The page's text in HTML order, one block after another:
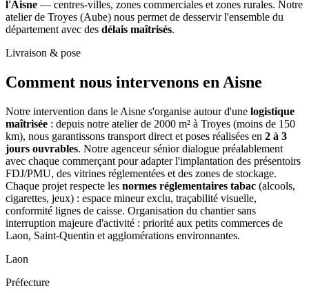
l'Aisne — centres-villes, zones commerciales et zones rurales. Notre
atelier de Troyes (Aube) nous permet de desservir l'ensemble du
département avec des délais maîtrisés.
Livraison & pose
Comment nous intervenons en Aisne
Notre intervention dans le Aisne s'organise autour d'une logistique
maîtrisée : depuis notre atelier de 2000 m² à Troyes (moins de 150
km), nous garantissons transport direct et poses réalisées en 2 à 3
jours ouvrables. Notre agenceur sénior dialogue préalablement
avec chaque commerçant pour adapter l'implantation des présentoirs
FDJ/PMU, des vitrines réglementées et des zones de stockage.
Chaque projet respecte les normes réglementaires tabac (alcools,
cigarettes, jeux) : espace mineur exclu, traçabilité visuelle,
conformité lignes de caisse. Organisation du chantier sans
interruption majeure d'activité : priorité aux petits commerces de
Laon, Saint-Quentin et agglomérations environnantes.
Laon
Préfecture